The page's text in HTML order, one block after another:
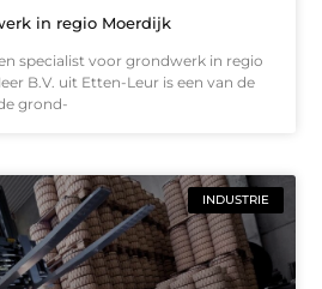
in regio Moerdijk
specialist voor grondwerk in regio
B.V. uit Etten-Leur is een van de
grond-
INDUSTRIE